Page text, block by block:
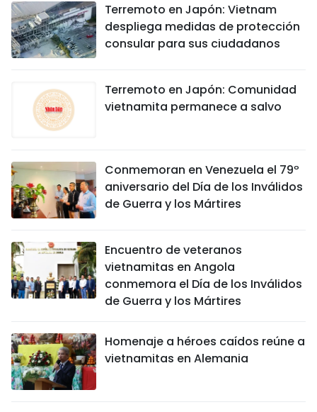
Terremoto en Japón: Vietnam
despliega medidas de protección
consular para sus ciudadanos
Terremoto en Japón: Comunidad
vietnamita permanece a salvo
Conmemoran en Venezuela el 79º
aniversario del Día de los Inválidos
de Guerra y los Mártires
Encuentro de veteranos
vietnamitas en Angola
conmemora el Día de los Inválidos
de Guerra y los Mártires
Homenaje a héroes caídos reúne a
vietnamitas en Alemania